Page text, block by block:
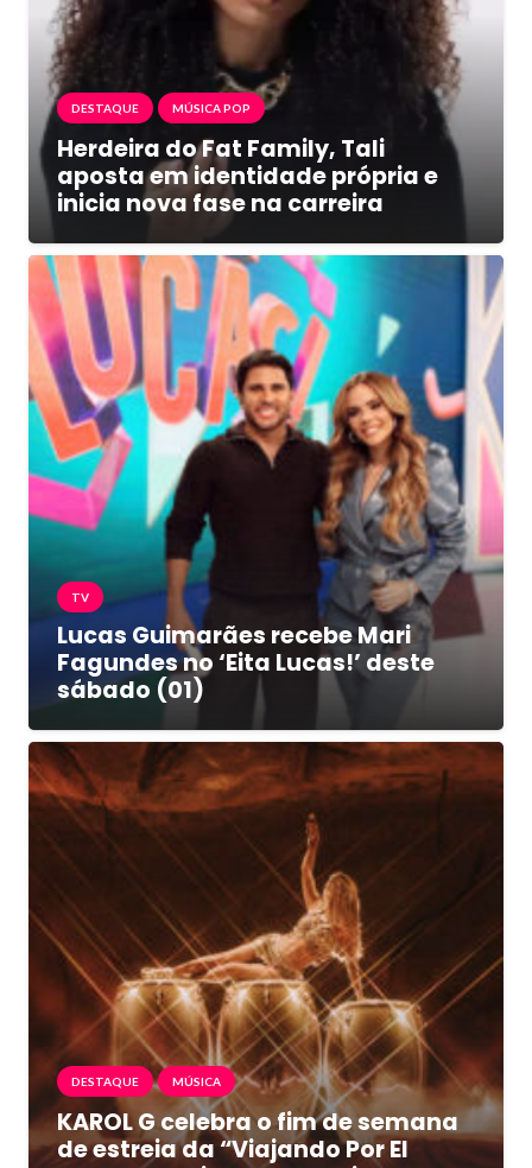
DESTAQUE MÚSICA POP
Herdeira do Fat Family, Tali
aposta em identidade própria e
inicia nova fase na carreira
TV
Lucas Guimarães recebe Mari
Fagundes no ‘Eita Lucas!’ deste
sábado (01)
DESTAQUE MÚSICA
KAROL G celebra o fim de semana
de estreia da “Viajando Por El